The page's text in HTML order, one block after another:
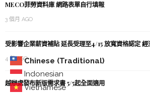
Chinese (Traditional)
Indonesian
Vietnamese
MECO菲勞資料庫 網路表單自行填報
3 個月 AGO
受影響企業薪資補貼 延長受理至4/15 放寬資格認定
4 年 AGO
越辦處發布新版需求書 5/5起全面適用